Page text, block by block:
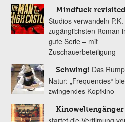
Mindfuck revisited
Studios verwandeln P.K.
zugänglichsten Roman
gute Serie – mit
Zuschauerbeteiligung
Schwing! Das
Natur: „Frequencies“
zwingendes Kopfkino
Kinoweltengänger
startet die Verfilmung